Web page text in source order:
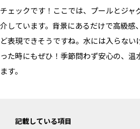
カフェやオフィスなどロケシーンも
SIZE&PRICE
広さと利用料金で探す
ALL FILTER
すべての選択肢からスタジオを探す
すべての選択肢からスタジオを探す
スタジオ一覧
マップから探す
チェックです！ここでは、プールとジャ
介しています。背景にあるだけで高級感
ど表現できそうですね。水には入らない
った時にもぜひ！季節問わず安心の、温
ます。
記載している項目